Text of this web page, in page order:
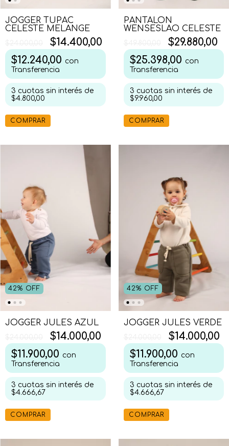
JOGGER TUPAC
CELESTE MELANGE
$14.400,00
$12.240,00 con
Transferencia
3 cuotas sin interés de
$4.800,00
COMPRAR
PANTALON
WENSESLAO CELESTE
$29.880,00
$25.398,00 con
Transferencia
3 cuotas sin interés de
$9.960,00
COMPRAR
42% OFF
JOGGER JULES AZUL
$14.000,00
$11.900,00 con
Transferencia
3 cuotas sin interés de
$4.666,67
COMPRAR
42% OFF
JOGGER JULES VERDE
$14.000,00
$11.900,00 con
Transferencia
3 cuotas sin interés de
$4.666,67
COMPRAR